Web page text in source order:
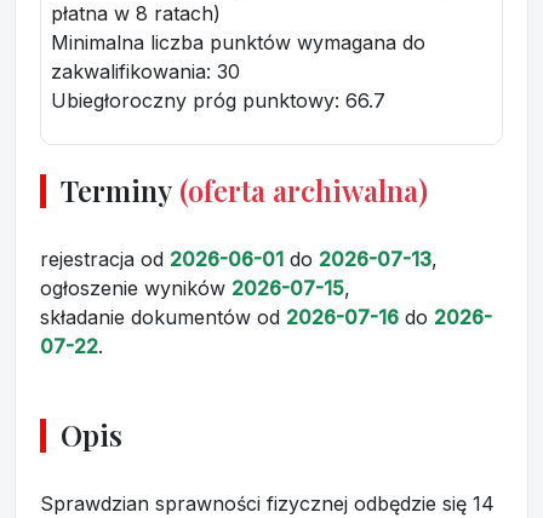
płatna w 8 ratach)
Minimalna liczba punktów wymagana do
zakwalifikowania: 30
Ubiegłoroczny próg punktowy: 66.7
Terminy (oferta archiwalna)
rejestracja od 2026-06-01 do 2026-07-13,
ogłoszenie wyników 2026-07-15,
składanie dokumentów od 2026-07-16 do 2026-
07-22.
Opis
Sprawdzian sprawności fizycznej odbędzie się 14